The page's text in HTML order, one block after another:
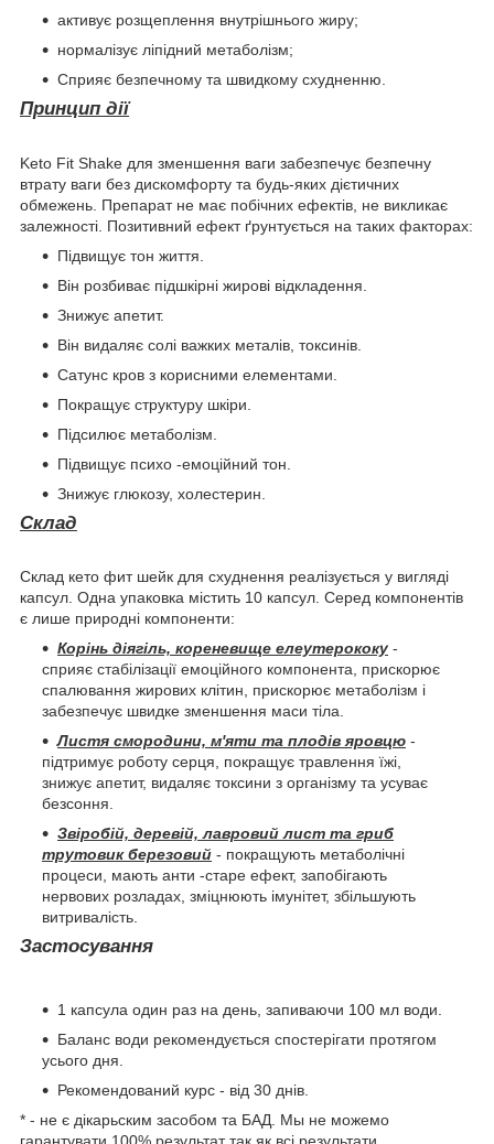
активує розщеплення внутрішнього жиру;
нормалізує ліпідний метаболізм;
Сприяє безпечному та швидкому схудненню.
Принцип дії
Keto Fit Shake для зменшення ваги забезпечує безпечну
втрату ваги без дискомфорту та будь-яких дієтичних
обмежень. Препарат не має побічних ефектів, не викликає
залежності. Позитивний ефект ґрунтується на таких факторах:
Підвищує тон життя.
Він розбиває підшкірні жирові відкладення.
Знижує апетит.
Він видаляє солі важких металів, токсинів.
Сатунс кров з корисними елементами.
Покращує структуру шкіри.
Підсилює метаболізм.
Підвищує психо -емоційний тон.
Знижує глюкозу, холестерин.
Склад
Склад кето фит шейк для схуднення реалізується у вигляді
капсул. Одна упаковка містить 10 капсул. Серед компонентів
є лише природні компоненти:
Корінь діягіль, кореневище елеутерококу -
сприяє стабілізації емоційного компонента, прискорює
спалювання жирових клітин, прискорює метаболізм і
забезпечує швидке зменшення маси тіла.
Листя смородини, м'яти та плодів яровцю -
підтримує роботу серця, покращує травлення їжі,
знижує апетит, видаляє токсини з організму та усуває
безсоння.
Звіробій, деревій, лавровий лист та гриб
трутовик березовий - покращують метаболічні
процеси, мають анти -старе ефект, запобігають
нервових розладах, зміцнюють імунітет, збільшують
витривалість.
Застосування
1 капсула один раз на день, запиваючи 100 мл води.
Баланс води рекомендується спостерігати протягом
усього дня.
Рекомендований курс - від 30 днів.
* - не є дікарьским засобом та БАД. Мы не можемо